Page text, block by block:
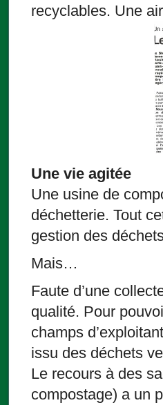
recyclables. Une
Une vie agitée
Une usine de
déchetterie. Tout
gestion des
Mais…
Faute d’une
qualité. Pour
champs
issu des déchets
Le recours à des
compostage) a un